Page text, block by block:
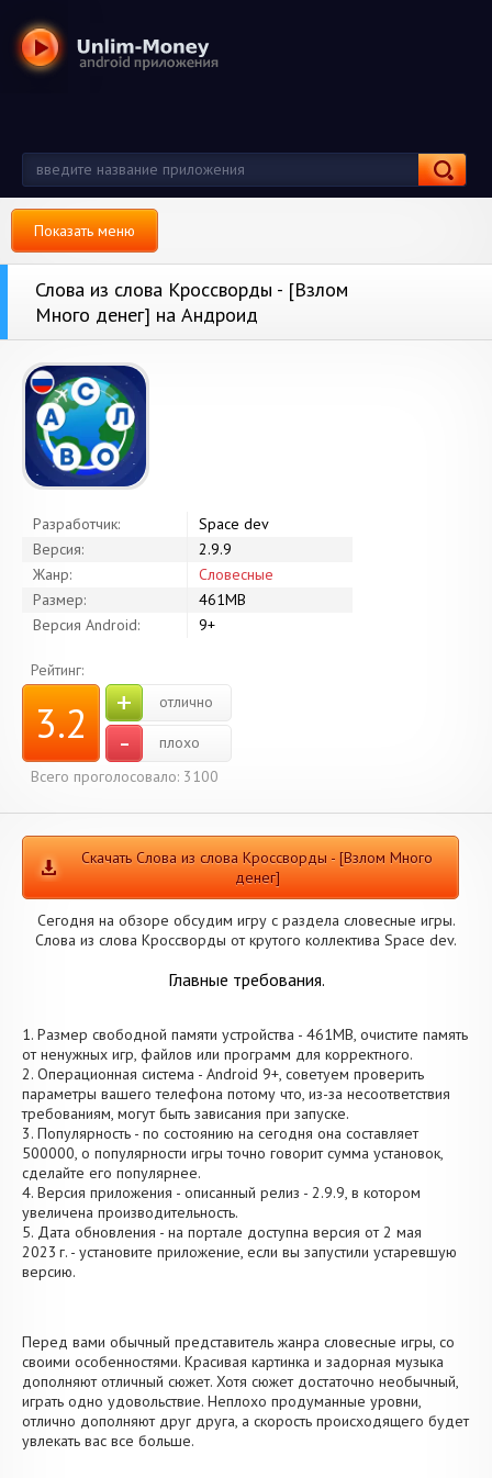
Показать меню
Слова из слова Кроссворды - [Взлом
Много денег] на Андроид
Разработчик:
Space dev
Версия:
2.9.9
Жанр:
Словесные
Размер:
461MB
Версия Android:
9+
Рейтинг:
3.2 + отлично
-
плохо
Всего проголосовало: 3100
Скачать Слова из слова Кроссворды - [Взлом Много
денег]
Сегодня на обзоре обсудим игру с раздела словесные игры.
Слова из слова Кроссворды от крутого коллектива Space dev.
Главные требования.
1. Размер свободной памяти устройства - 461MB, очистите память
от ненужных игр, файлов или программ для корректного.
2. Операционная система - Android 9+, советуем проверить
параметры вашего телефона потому что, из-за несоответствия
требованиям, могут быть зависания при запуске.
3. Популярность - по состоянию на сегодня она составляет
500000, о популярности игры точно говорит сумма установок,
сделайте его популярнее.
4. Версия приложения - описанный релиз - 2.9.9, в котором
увеличена производительность.
5. Дата обновления - на портале доступна версия от 2 мая
2023 г. - установите приложение, если вы запустили устаревшую
версию.
Перед вами обычный представитель жанра словесные игры, со
своими особенностями. Красивая картинка и задорная музыка
дополняют отличный сюжет. Хотя сюжет достаточно необычный,
играть одно удовольствие. Неплохо продуманные уровни,
отлично дополняют друг друга, а скорость происходящего будет
увлекать вас все больше.